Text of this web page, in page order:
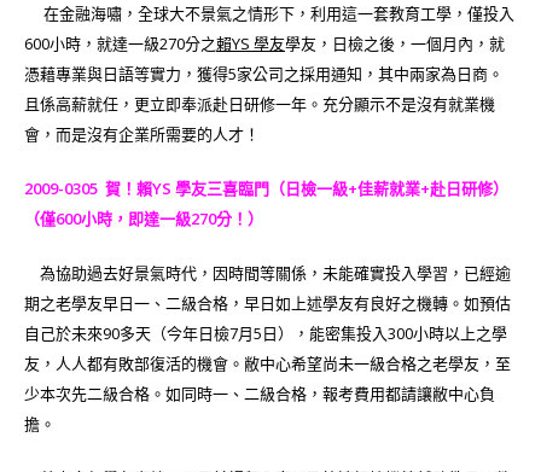
o
o
k
m o
te
在金融海嘯，全球大不景氣之情形下，利用這一套教育工學，僅投入
600小時，就達一級270分之賴YS 學友學友，日檢之後，一個月內，就
憑藉專業與日語等實力，獲得5家公司之採用通知，其中兩家為日商。
且係高薪就任，更立即奉派赴日研修一年。充分顯示不是沒有就業機
會，而是沒有企業所需要的人才！
2009-0305 賀！賴YS 學友三喜臨門（日檢一級+佳薪就業+赴日研修）
（僅600小時，即達一級270分！）
為協助過去好景氣時代，因時間等關係，未能確實投入學習，已經逾
期之老學友早日一、二級合格，早日如上述學友有良好之機轉。如預估
自己於未來90多天（今年日檢7月5日），能密集投入300小時以上之學
友，人人都有敗部復活的機會。敝中心希望尚未一級合格之老學友，至
少本次先二級合格。如同時一、二級合格，報考費用都請讓敝中心負
擔。